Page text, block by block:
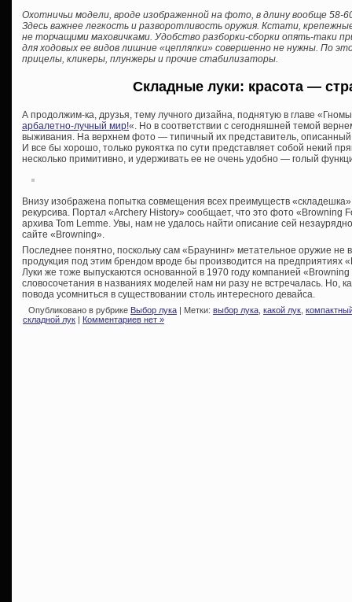
Охотничьи модели, вроде изображенной на фото, в длину вообще 58-
Здесь важнее легкость и разворотливость оружия. Кстати,
не торчащими маховичками. Удобство разборки-сборки опять-таки
для ходовых ее видов лишние «цеплялки» совершенно не нужны. По
прицелы, кликеры, плунжеры и прочие стабилизаторы.
Складные луки: красота —
А продолжим-ка, друзья, тему лучного дизайна, поднятую в главе
арбалетно-лучный мир!«. Но в соответствии с сегодняшней темой
выживания. На верхнем фото — типичный их представитель,
И все бы хорошо, только рукоятка по сути представляет собой некий
несколько примитивно, и удерживать ее не очень удобно — голый
Внизу изображена попытка совмещения всех преимуществ «складешка»
рекурсива. Портал «Archery History» сообщает, что это фото «Browning
архива Tom Lemme. Увы, нам не удалось найти описание сей
сайте «Browning».
Последнее понятно, поскольку сам «Браунинг» метательное оружие не
продукция под этим брендом вроде бы производится на предприятиях
Луки же тоже выпускаются основанной в 1970 году компанией «Browning
словосочетания в названиях моделей нам ни разу не встречалась. Но,
повода усомниться в существовании столь интересного девайса.
Опубликовано в рубрике Выбор лука | Метки: выбор лука какой лук
складной лук
Комментариев нет »